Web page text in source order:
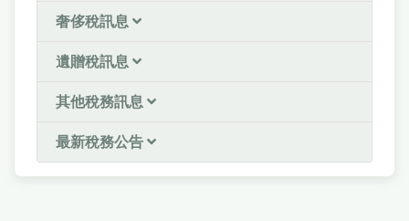
奢侈稅訊息
遺贈稅訊息
其他稅務訊息
最新稅務公告